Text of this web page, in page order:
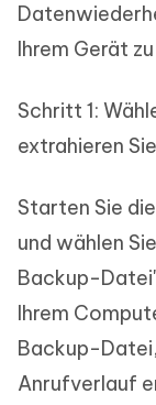
Ihrem Gerät
Schritt 1:
extrahieren
Starten Sie
und wählen
Backup-
Ihrem
Backup-
Anrufverlauf